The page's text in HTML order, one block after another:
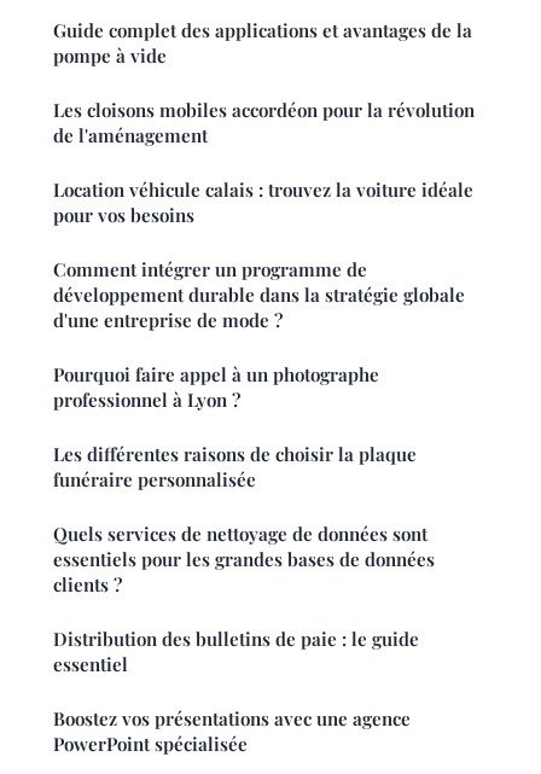
Guide complet des applications et avantages de la
pompe à vide
Les cloisons mobiles accordéon pour la révolution
de l'aménagement
Location véhicule calais : trouvez la voiture idéale
pour vos besoins
Comment intégrer un programme de
développement durable dans la stratégie globale
d'une entreprise de mode ?
Pourquoi faire appel à un photographe
professionnel à Lyon ?
Les différentes raisons de choisir la plaque
funéraire personnalisée
Quels services de nettoyage de données sont
essentiels pour les grandes bases de données
clients ?
Distribution des bulletins de paie : le guide
essentiel
Boostez vos présentations avec une agence
PowerPoint spécialisée